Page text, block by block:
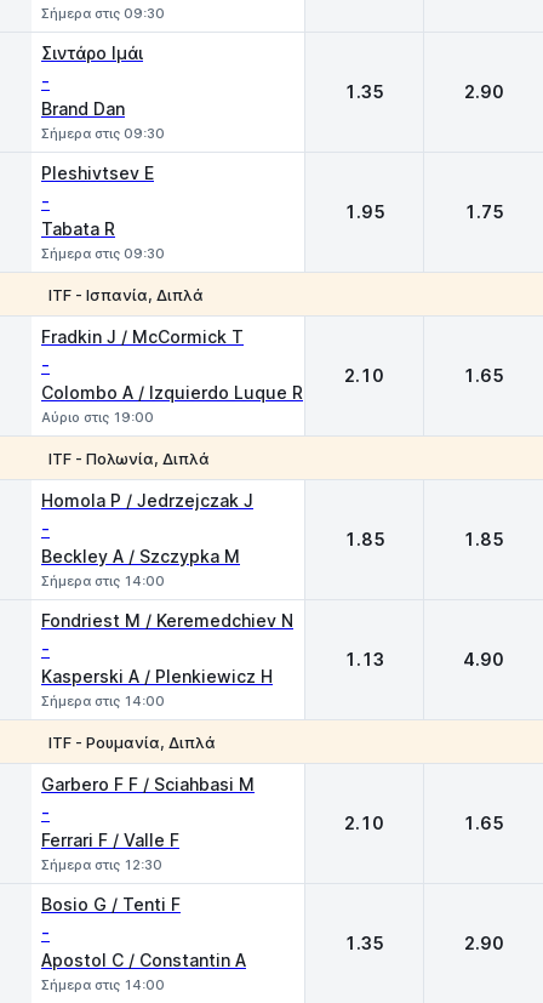
Σήμερα στις 09:30
Σιντάρο Ιμάι
-
Brand Dan
Σήμερα στις 09:30
1.35 2.90
Pleshivtsev E
-
Tabata R
Σήμερα στις 09:30
1.95 1.75
ITF - Ισπανία, Διπλά
Fradkin J / McCormick T
-
Colombo A / Izquierdo Luque R
Αύριο στις 19:00
2.10 1.65
ITF - Πολωνία, Διπλά
Homola P / Jedrzejczak J
-
Beckley A / Szczypka M
Σήμερα στις 14:00
1.85 1.85
Fondriest M / Keremedchiev N
-
Kasperski A / Plenkiewicz H
Σήμερα στις 14:00
1.13 4.90
ITF - Ρουμανία, Διπλά
Garbero F F / Sciahbasi M
-
Ferrari F / Valle F
Σήμερα στις 12:30
2.10 1.65
Bosio G / Tenti F
-
Apostol C / Constantin A
Σήμερα στις 14:00
1.35 2.90